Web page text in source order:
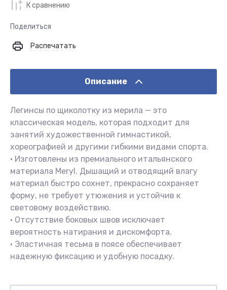
К сравнению
Поделиться
Распечатать
Описание
Легинсы по щиколотку из мерила — это
классическая модель, которая подходит для
занятий художественной гимнастикой,
хореографией и другими гибкими видами спорта.
• Изготовлены из премиального итальянского
материала Meryl. Дышащий и отводящий влагу
материал быстро сохнет, прекрасно сохраняет
форму, не требует утюжения и устойчив к
световому воздействию.
• Отсутствие боковых швов исключает
вероятность натирания и дискомфорта.
• Эластичная тесьма в поясе обеспечивает
надежную фиксацию и удобную посадку.